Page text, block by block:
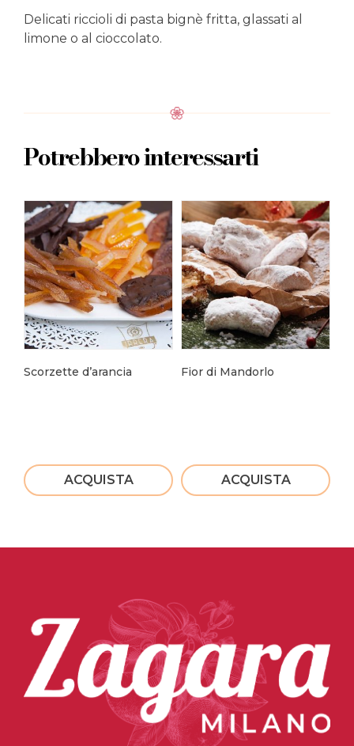
Delicati riccioli di pasta bignè fritta, glassati al
limone o al cioccolato.
Potrebbero interessarti
Scorzette d’arancia
ACQUISTA
Fior di Mandorlo
ACQUISTA